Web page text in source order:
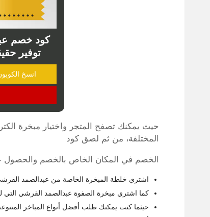
توفير
انسخ
حيث يمكنك تصفح المتجر واختيار مبخرة
المختلفة، من ثم لصق كود
الخصم في المكان الخاص بالخصم والحصول
اشتري خلطة المبخرة الخاصة من عبدالصمد القرشي التي لا مثيل
كما اشتري مبخرة الصفوة عبدالصمد القرشي التي لن تجدها في أي
حيثما كنت يمكنك طلب أفضل أنواع المباخر